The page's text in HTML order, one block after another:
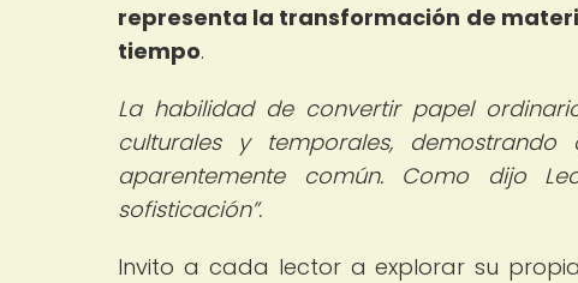
representa la transformación de
tiempo.
La habilidad de convertir papel
culturales y temporales,
aparentemente común. Como dijo
sofisticación .
Invito a cada lector a explorar su